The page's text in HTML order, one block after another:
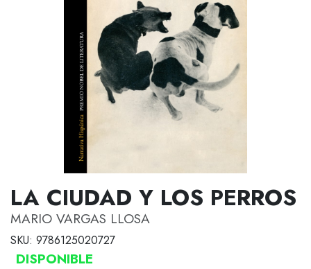
LA CIUDAD Y LOS PERROS
MARIO VARGAS LLOSA
SKU: 9786125020727
DISPONIBLE